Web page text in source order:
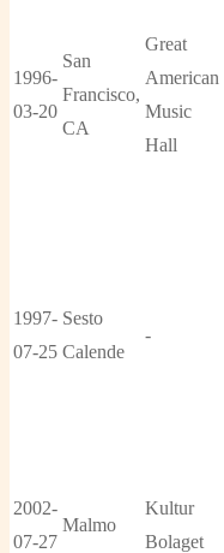
1996-
03-20
San
Francisco,
CA
Great
American
Music
Hall
1997-
07-25
Sesto
Calende
-
2002-
07-27
Malmo
Kultur
Bolaget